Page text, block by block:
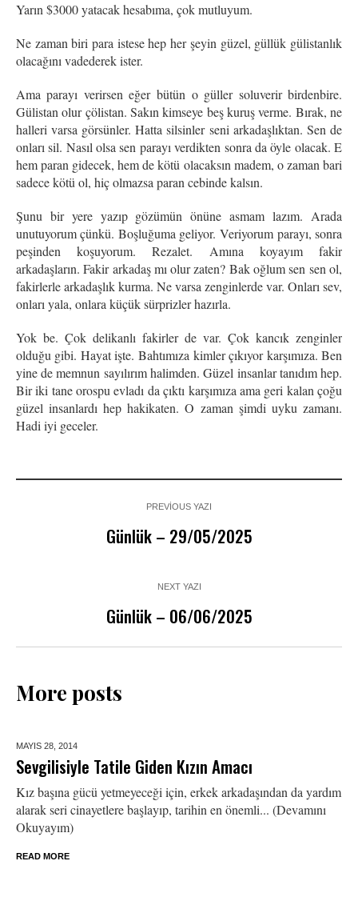
Yarın $3000 yatacak hesabıma, çok mutluyum.
Ne zaman biri para istese hep her şeyin güzel, güllük gülistanlık
olacağını vadederek ister.
Ama parayı verirsen eğer bütün o güller soluverir birdenbire.
Gülistan olur çölistan. Sakın kimseye beş kuruş verme. Bırak, ne
halleri varsa görsünler. Hatta silsinler seni arkadaşlıktan. Sen de
onları sil. Nasıl olsa sen parayı verdikten sonra da öyle olacak. E
hem paran gidecek, hem de kötü olacaksın madem, o zaman bari
sadece kötü ol, hiç olmazsa paran cebinde kalsın.
Şunu bir yere yazıp gözümün önüne asmam lazım. Arada
unutuyorum çünkü. Boşluğuma geliyor. Veriyorum parayı, sonra
peşinden koşuyorum. Rezalet. Amına koyayım fakir
arkadaşların. Fakir arkadaş mı olur zaten? Bak oğlum sen sen ol,
fakirlerle arkadaşlık kurma. Ne varsa zenginlerde var. Onları sev,
onları yala, onlara küçük sürprizler hazırla.
Yok be. Çok delikanlı fakirler de var. Çok kancık zenginler
olduğu gibi. Hayat işte. Bahtımıza kimler çıkıyor karşımıza. Ben
yine de memnun sayılırım halimden. Güzel insanlar tanıdım hep.
Bir iki tane orospu evladı da çıktı karşımıza ama geri kalan çoğu
güzel insanlardı hep hakikaten. O zaman şimdi uyku zamanı.
Hadi iyi geceler.
PREVIOUS YAZI
Günlük – 29/05/2025
NEXT YAZI
Günlük – 06/06/2025
More posts
MAYIS 28, 2014
Sevgilisiyle Tatile Giden Kızın Amacı
Kız başına gücü yetmeyeceği için, erkek arkadaşından da yardım
alarak seri cinayetlere başlayıp, tarihin en önemli... (Devamını
Okuyayım)
READ MORE